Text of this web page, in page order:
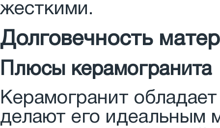
жесткими.
Долговечность
Плюсы керамогранита
Керамогранит
делают его идеальным